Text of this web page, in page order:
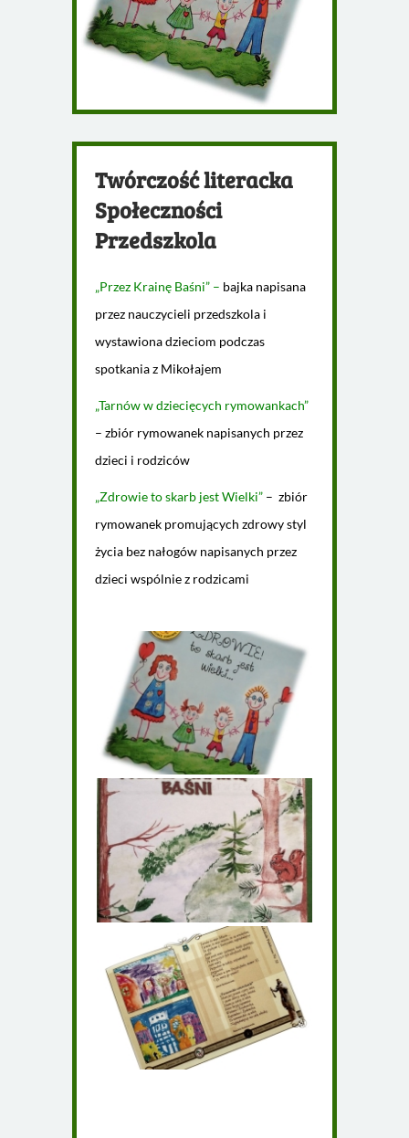
Twórczość literacka
Społeczności
Przedszkola
„Przez Krainę Baśni” – bajka napisana
przez nauczycieli przedszkola i
wystawiona dzieciom podczas
spotkania z Mikołajem
„Tarnów w dziecięcych rymowankach”
– zbiór rymowanek napisanych przez
dzieci i rodziców
„Zdrowie to skarb jest Wielki” – zbiór
rymowanek promujących zdrowy styl
życia bez nałogów napisanych przez
dzieci wspólnie z rodzicami